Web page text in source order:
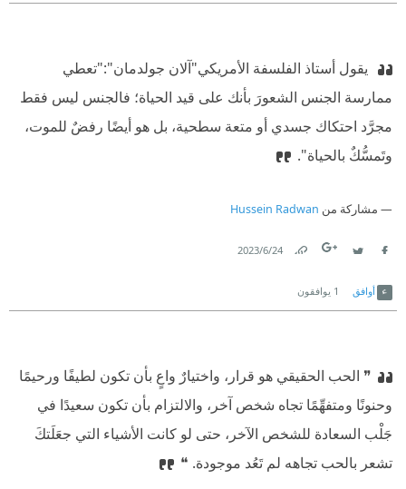
‫ يقول أستاذ الفلسفة الأمريكي"آلان جولدمان":"تعطي
ممارسة الجنس الشعورَ بأنك على قيد الحياة؛ فالجنس ليس فقط
مجرَّد احتكاك جسدي أو متعة سطحية، بل هو أيضًا رفضٌ للموت،
وتَمسُّكٌ بالحياة".
مشاركة من Hussein Radwan
24‏/6‏/2023
أوافق 1 يوافقون
❞ الحب الحقيقي هو قرار، واختيارٌ واعٍ بأن تكون لطيفًا ورحيمًا
وحنونًا ومتفهِّمًا تجاه شخص آخر، والالتزام بأن تكون سعيدًا في
جَلْب السعادة للشخص الآخر، حتى لو كانت الأشياء التي جعَلَتكَ
تشعر بالحب تجاهه لم تَعُد موجودة. ❝